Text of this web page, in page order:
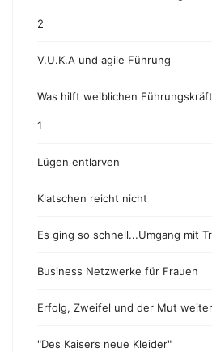
2
V.U.K.A und agile Führung
Was hilft weiblichen
1
Lügen entlarven
Klatschen reicht nicht
Es ging so schnell...Umgang mit
Business Netzwerke für Frauen
Erfolg, Zweifel und der Mut
"Des Kaisers neue Kleider"